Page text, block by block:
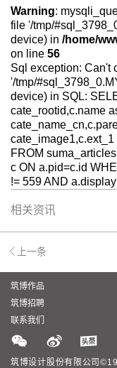
Warning:
file '/tmp/
device) in /home/
on line 56
Sql exception: Can't
'/tmp/
device) in SQL:
cate_rootid,c.name
cate_image1,c.ext_1
FROM
c ON a.pid=c.id
!= 559 AND
相关资讯
上一条
筑博作品
筑博招聘
联系我们
筑博设计股份有限公司